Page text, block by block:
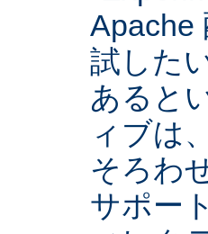
Apache
試した
あると
ィブは
そろわ
サポー